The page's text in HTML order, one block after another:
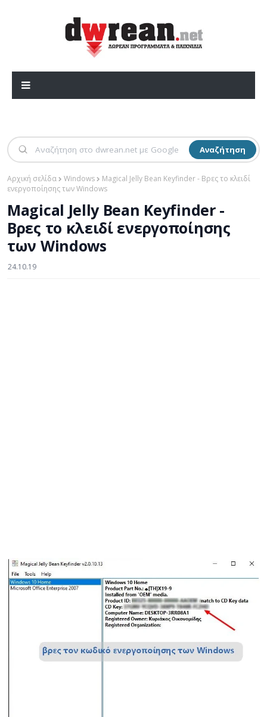
Αναζήτηση
Αρχική σελίδα Windows
Magical Jelly Bean Keyfinder - Βρες το κλειδί
ενεργοποίησης των Windows
Magical Jelly Bean Keyfinder -
Βρες το κλειδί ενεργοποίησης
των Windows
24.10.19